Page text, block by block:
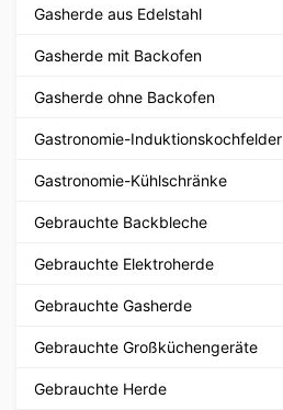
Gasherde aus Edelstahl
Gasherde mit Backofen
Gasherde ohne Backofen
Gastronomie-Induktionskochfelder
Gastronomie-Kühlschränke
Gebrauchte Backbleche
Gebrauchte Elektroherde
Gebrauchte Gasherde
Gebrauchte Großküchengeräte
Gebrauchte Herde